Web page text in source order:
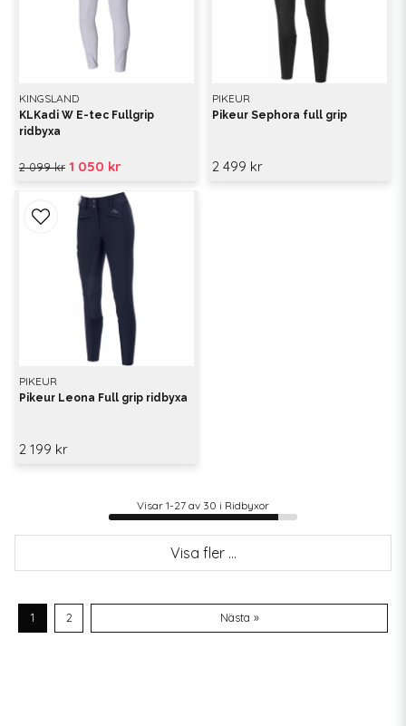
KINGSLAND
KLKadi W E-tec Fullgrip
ridbyxa
2 099 kr 1 050 kr
PIKEUR
Pikeur Sephora full grip
2 499 kr
PIKEUR
Pikeur Leona Full grip ridbyxa
2 199 kr
Visar 1-27 av 30 i Ridbyxor
Visa fler ...
1 2 Nästa »